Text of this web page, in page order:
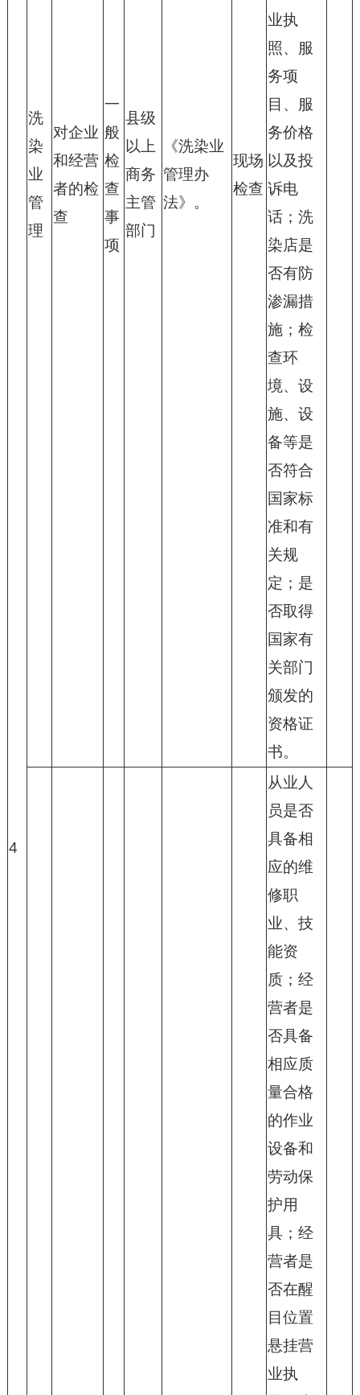
4
洗
染
业
管
理
对企业
和经营
者的检
查
一
般
检
查
事
项
县级
以上
商务
主管
部门
《洗染业
管理办
法》。
现场
检查
业执
照、服
务项
目、服
务价格
以及投
诉电
话；洗
染店是
否有防
渗漏措
施；检
查环
境、设
施、设
备等是
否符合
国家标
准和有
关规
定；是
否取得
国家有
关部门
颁发的
资格证
书。
从业人
员是否
具备相
应的维
修职
业、技
能资
质；经
营者是
否具备
相应质
量合格
的作业
设备和
劳动保
护用
具；经
营者是
否在醒
目位置
悬挂营
业执